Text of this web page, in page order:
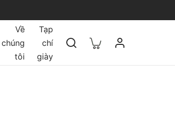
Về
chúng
tôi
Tạp
chí
giày